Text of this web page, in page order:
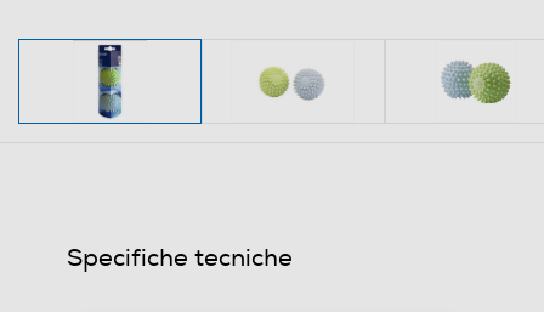
Specifiche tecniche